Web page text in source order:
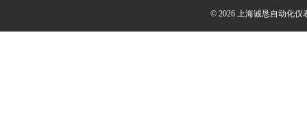
© 2026 上海诚恳自动化仪